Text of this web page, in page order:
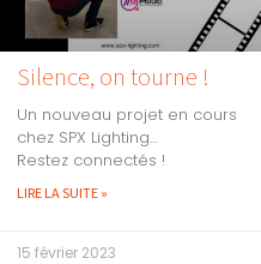
Silence, on tourne !
Un nouveau projet en cours
chez SPX Lighting…
Restez connectés !
LIRE LA SUITE »
15 février 2023